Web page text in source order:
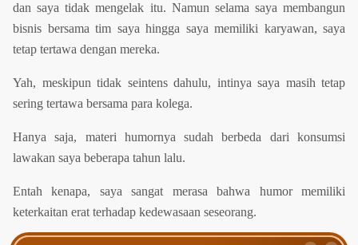
dan saya tidak mengelak itu. Namun selama saya membangun
bisnis bersama tim saya hingga saya memiliki karyawan, saya
tetap tertawa dengan mereka.
Yah, meskipun tidak seintens dahulu, intinya saya masih tetap
sering tertawa bersama para kolega.
Hanya saja, materi humornya sudah berbeda dari konsumsi
lawakan saya beberapa tahun lalu.
Entah kenapa, saya sangat merasa bahwa humor memiliki
keterkaitan erat terhadap kedewasaan seseorang.